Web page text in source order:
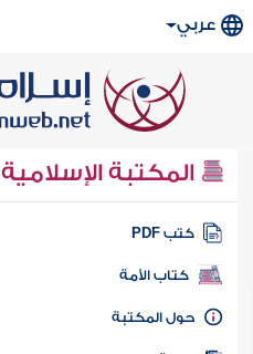
عربي
المكتبة الإسلامية
كتب PDF
كتاب الأمة